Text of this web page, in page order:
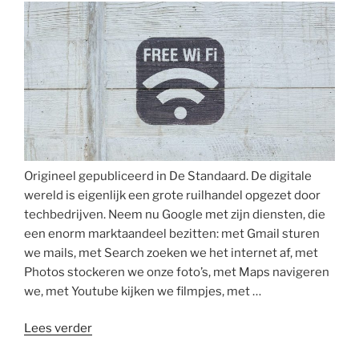
Origineel gepubliceerd in De Standaard. De digitale
wereld is eigenlijk een grote ruilhandel opgezet door
techbedrijven. Neem nu Google met zijn diensten, die
een enorm marktaandeel bezitten: met Gmail sturen
we mails, met Search zoeken we het internet af, met
Photos stockeren we onze foto’s, met Maps navigeren
we, met Youtube kijken we filmpjes, met …
Lees verder“De